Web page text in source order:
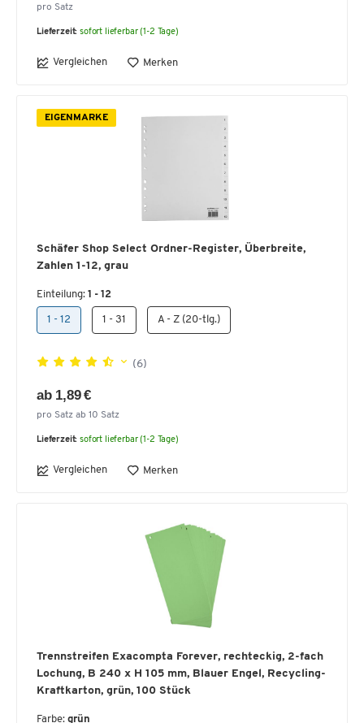
pro Satz
Lieferzeit: sofort lieferbar (1-2 Tage)
Vergleichen Merken
EIGENMARKE
Schäfer Shop Select Ordner-Register, Überbreite,
Zahlen 1-12, grau
Einteilung: 1 - 12
1 - 12 1 - 31 A - Z (20-tlg.)
(6)
ab 1,89 €
pro Satz ab 10 Satz
Lieferzeit: sofort lieferbar (1-2 Tage)
Vergleichen Merken
Trennstreifen Exacompta Forever, rechteckig, 2-fach
Lochung, B 240 x H 105 mm, Blauer Engel, Recycling-
Kraftkarton, grün, 100 Stück
Farbe: grün